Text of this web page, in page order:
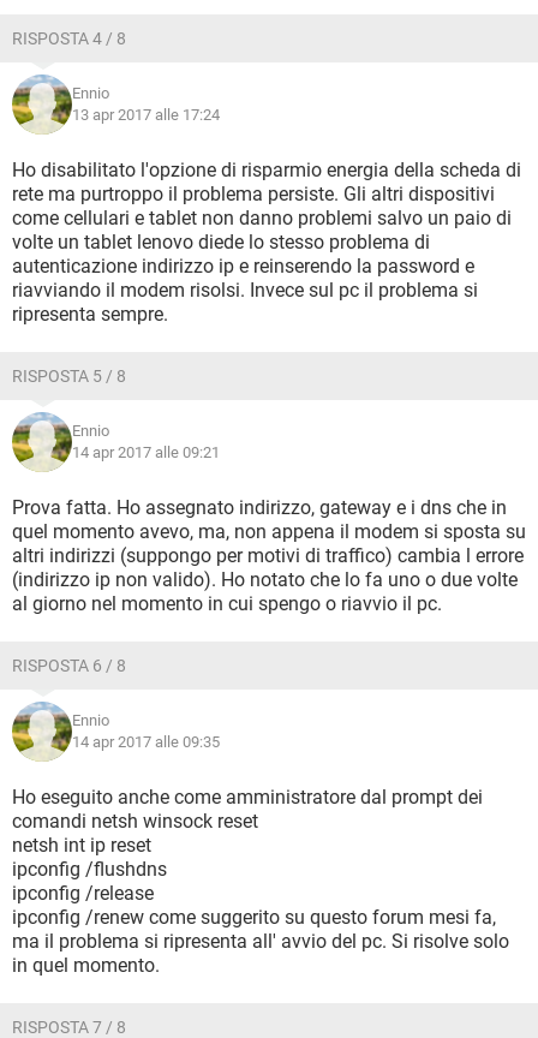
RISPOSTA 4 / 8
Ennio
13 apr 2017 alle 17:24
Ho disabilitato l'opzione di risparmio energia della scheda di
rete ma purtroppo il problema persiste. Gli altri dispositivi
come cellulari e tablet non danno problemi salvo un paio di
volte un tablet lenovo diede lo stesso problema di
autenticazione indirizzo ip e reinserendo la password e
riavviando il modem risolsi. Invece sul pc il problema si
ripresenta sempre.
RISPOSTA 5 / 8
Ennio
14 apr 2017 alle 09:21
Prova fatta. Ho assegnato indirizzo, gateway e i dns che in
quel momento avevo, ma, non appena il modem si sposta su
altri indirizzi (suppongo per motivi di traffico) cambia l errore
(indirizzo ip non valido). Ho notato che lo fa uno o due volte
al giorno nel momento in cui spengo o riavvio il pc.
RISPOSTA 6 / 8
Ennio
14 apr 2017 alle 09:35
Ho eseguito anche come amministratore dal prompt dei
comandi netsh winsock reset
netsh int ip reset
ipconfig /flushdns
ipconfig /release
ipconfig /renew come suggerito su questo forum mesi fa,
ma il problema si ripresenta all' avvio del pc. Si risolve solo
in quel momento.
RISPOSTA 7 / 8